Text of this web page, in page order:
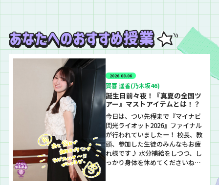
2026.08.06
賀喜 遥香(乃木坂46)
誕生日前々夜！『真夏の全国ツ
アー』マストアイテムとは！？
今日は、つい先程まで『マイナビ
閃光ライオット2026』ファイナル
が行われていましたー！ 校長、教
頭、参加した生徒のみんなもお疲
れ様です♪ 水分補給をしつつ、し
っかり身体を休めてくださいね。